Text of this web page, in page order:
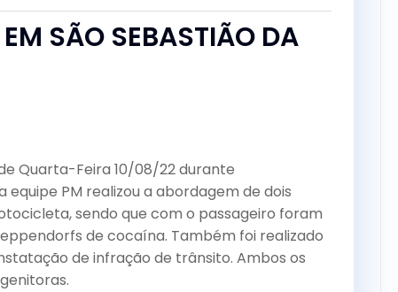
SÃO SEBASTIÃO DA
de Quarta-Feira 10/08/22 durante
PM realizou a abordagem de dois
sendo que com o passageiro foram
de cocaína. Também foi realizado
de infração de trânsito. Ambos os